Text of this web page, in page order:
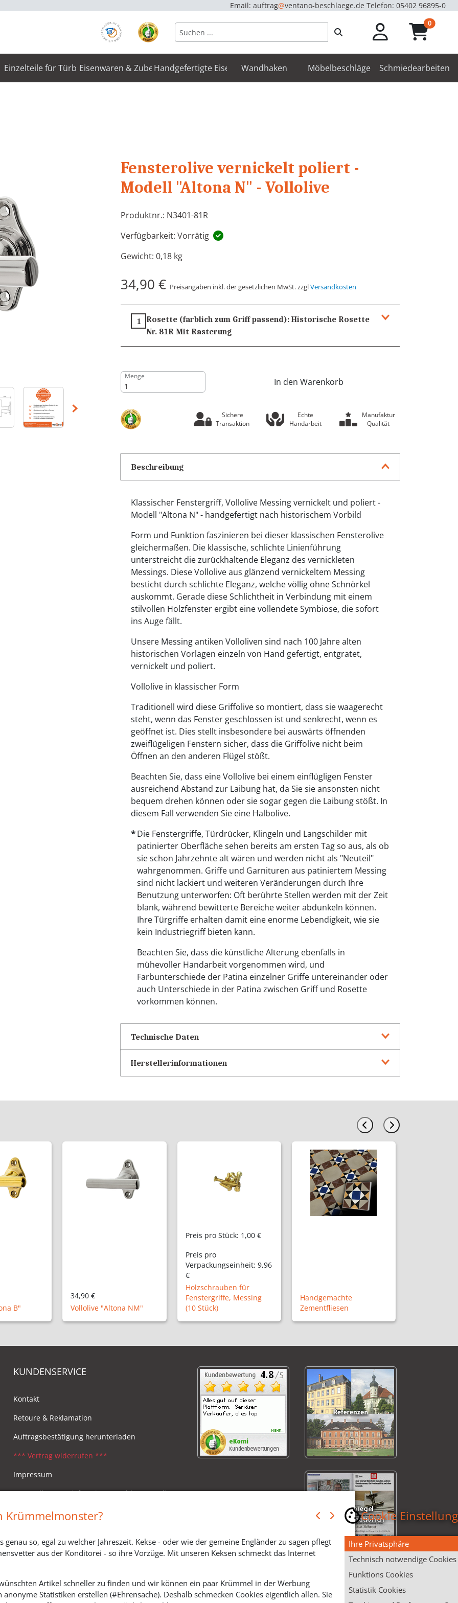
Email: auftrag@ventano-beschlaege.de Telefon: 05402 96895-0
0unread
Einzelteile für TürbeschlägeEisenwaren & ZubehörHandgefertigte Eisenbeschläge
Wandhaken Möbelbeschläge Schmiedearbeiten
Fensterolive vernickelt poliert -
Modell "Altona N" - Vollolive
Produktnr.: N3401-81R
Verfügbarkeit: Vorrätig
Gewicht: 0,18 kg
34,90 € Preisangaben inkl. der gesetzlichen MwSt. zzglVersandkosten
1 Rosette (farblich zum Griff passend): Historische Rosette
Nr. 81R Mit Rasterung
Menge
In den Warenkorb
Sichere
Transaktion
Echte
Handarbeit
Manufaktur
Qualität
Beschreibung
Klassischer Fenstergriff, Vollolive Messing vernickelt und poliert -
Modell "Altona N" - handgefertigt nach historischem Vorbild
Form und Funktion faszinieren bei dieser klassischen Fensterolive
gleichermaßen. Die klassische, schlichte Linienführung
unterstreicht die zurückhaltende Eleganz des vernickleten
Messings. Diese Vollolive aus glänzend vernickeltem Messing
besticht durch schlichte Eleganz, welche völlig ohne Schnörkel
auskommt. Gerade diese Schlichtheit in Verbindung mit einem
stilvollen Holzfenster ergibt eine vollendete Symbiose, die sofort
ins Auge fällt.
Unsere Messing antiken Volloliven sind nach 100 Jahre alten
historischen Vorlagen einzeln von Hand gefertigt, entgratet,
vernickelt und poliert.
Vollolive in klassischer Form
Traditionell wird diese Griffolive so montiert, dass sie waagerecht
steht, wenn das Fenster geschlossen ist und senkrecht, wenn es
geöffnet ist. Dies stellt insbesondere bei auswärts öffnenden
zweiflügeligen Fenstern sicher, dass die Griffolive nicht beim
Öffnen an den anderen Flügel stößt.
Beachten Sie, dass eine Vollolive bei einem einflügligen Fenster
ausreichend Abstand zur Laibung hat, da Sie sie ansonsten nicht
bequem drehen können oder sie sogar gegen die Laibung stößt. In
diesem Fall verwenden Sie eine Halbolive.
Die Fenstergriffe, Türdrücker, Klingeln und Langschilder mit
patinierter Oberfläche sehen bereits am ersten Tag so aus, als ob
sie schon Jahrzehnte alt wären und werden nicht als "Neuteil"
wahrgenommen. Griffe und Garnituren aus patiniertem Messing
sind nicht lackiert und weiteren Veränderungen durch Ihre
Benutzung unterworfen: Oft berührte Stellen werden mit der Zeit
blank, während bewitterte Bereiche weiter abdunkeln können.
Ihre Türgriffe erhalten damit eine enorme Lebendigkeit, wie sie
kein Industriegriff bieten kann.
Beachten Sie, dass die künstliche Alterung ebenfalls in
mühevoller Handarbeit vorgenommen wird, und
Farbunterschiede der Patina einzelner Griffe untereinander oder
auch Unterschiede in der Patina zwischen Griff und Rosette
vorkommen können.
Technische Daten
Herstellerinformationen
NM"
Fenstergriffe, Messing
(10 Stück)
Handgemachte
Zementfliesen
Wechselgarnitur
"Hartberg P"
KUNDENSERVICE
Kontakt
Retoure & Reklamation
Auftragsbestätigung herunterladen
*** Vertrag widerrufen ***
Impressum
Versandkosten, Lieferzeiten & Zahlungsmodi
Widerrufsbelehrung
Krümmelmonster?
genau so, egal zu welcher Jahreszeit. Kekse - oder wie der gemeine Engländer zu sagen pflegt
aus der Konditorei - so ihre Vorzüge. Mit unseren Keksen schmeckt das Internet
Artikel schneller zu finden und wir können ein paar Krümmel in der Werbung
Statistiken erstellen (#Ehrensache). Deshalb schmecken Cookies eigentlich allen. Sie
Cookie
Ihre Privatsphäre
Technisch notwendige Cookies
Funktions Cookies
Statistik Cookies